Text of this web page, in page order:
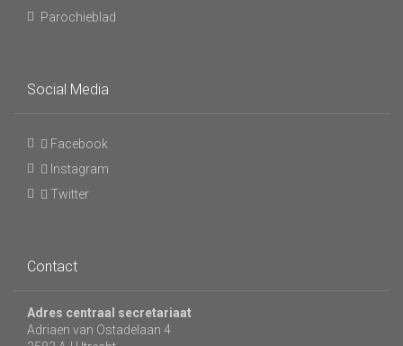
Parochieblad
Social Media
Facebook
Instagram
Twitter
Contact
Adres centraal secretariaat
Adriaen van Ostadelaan 4